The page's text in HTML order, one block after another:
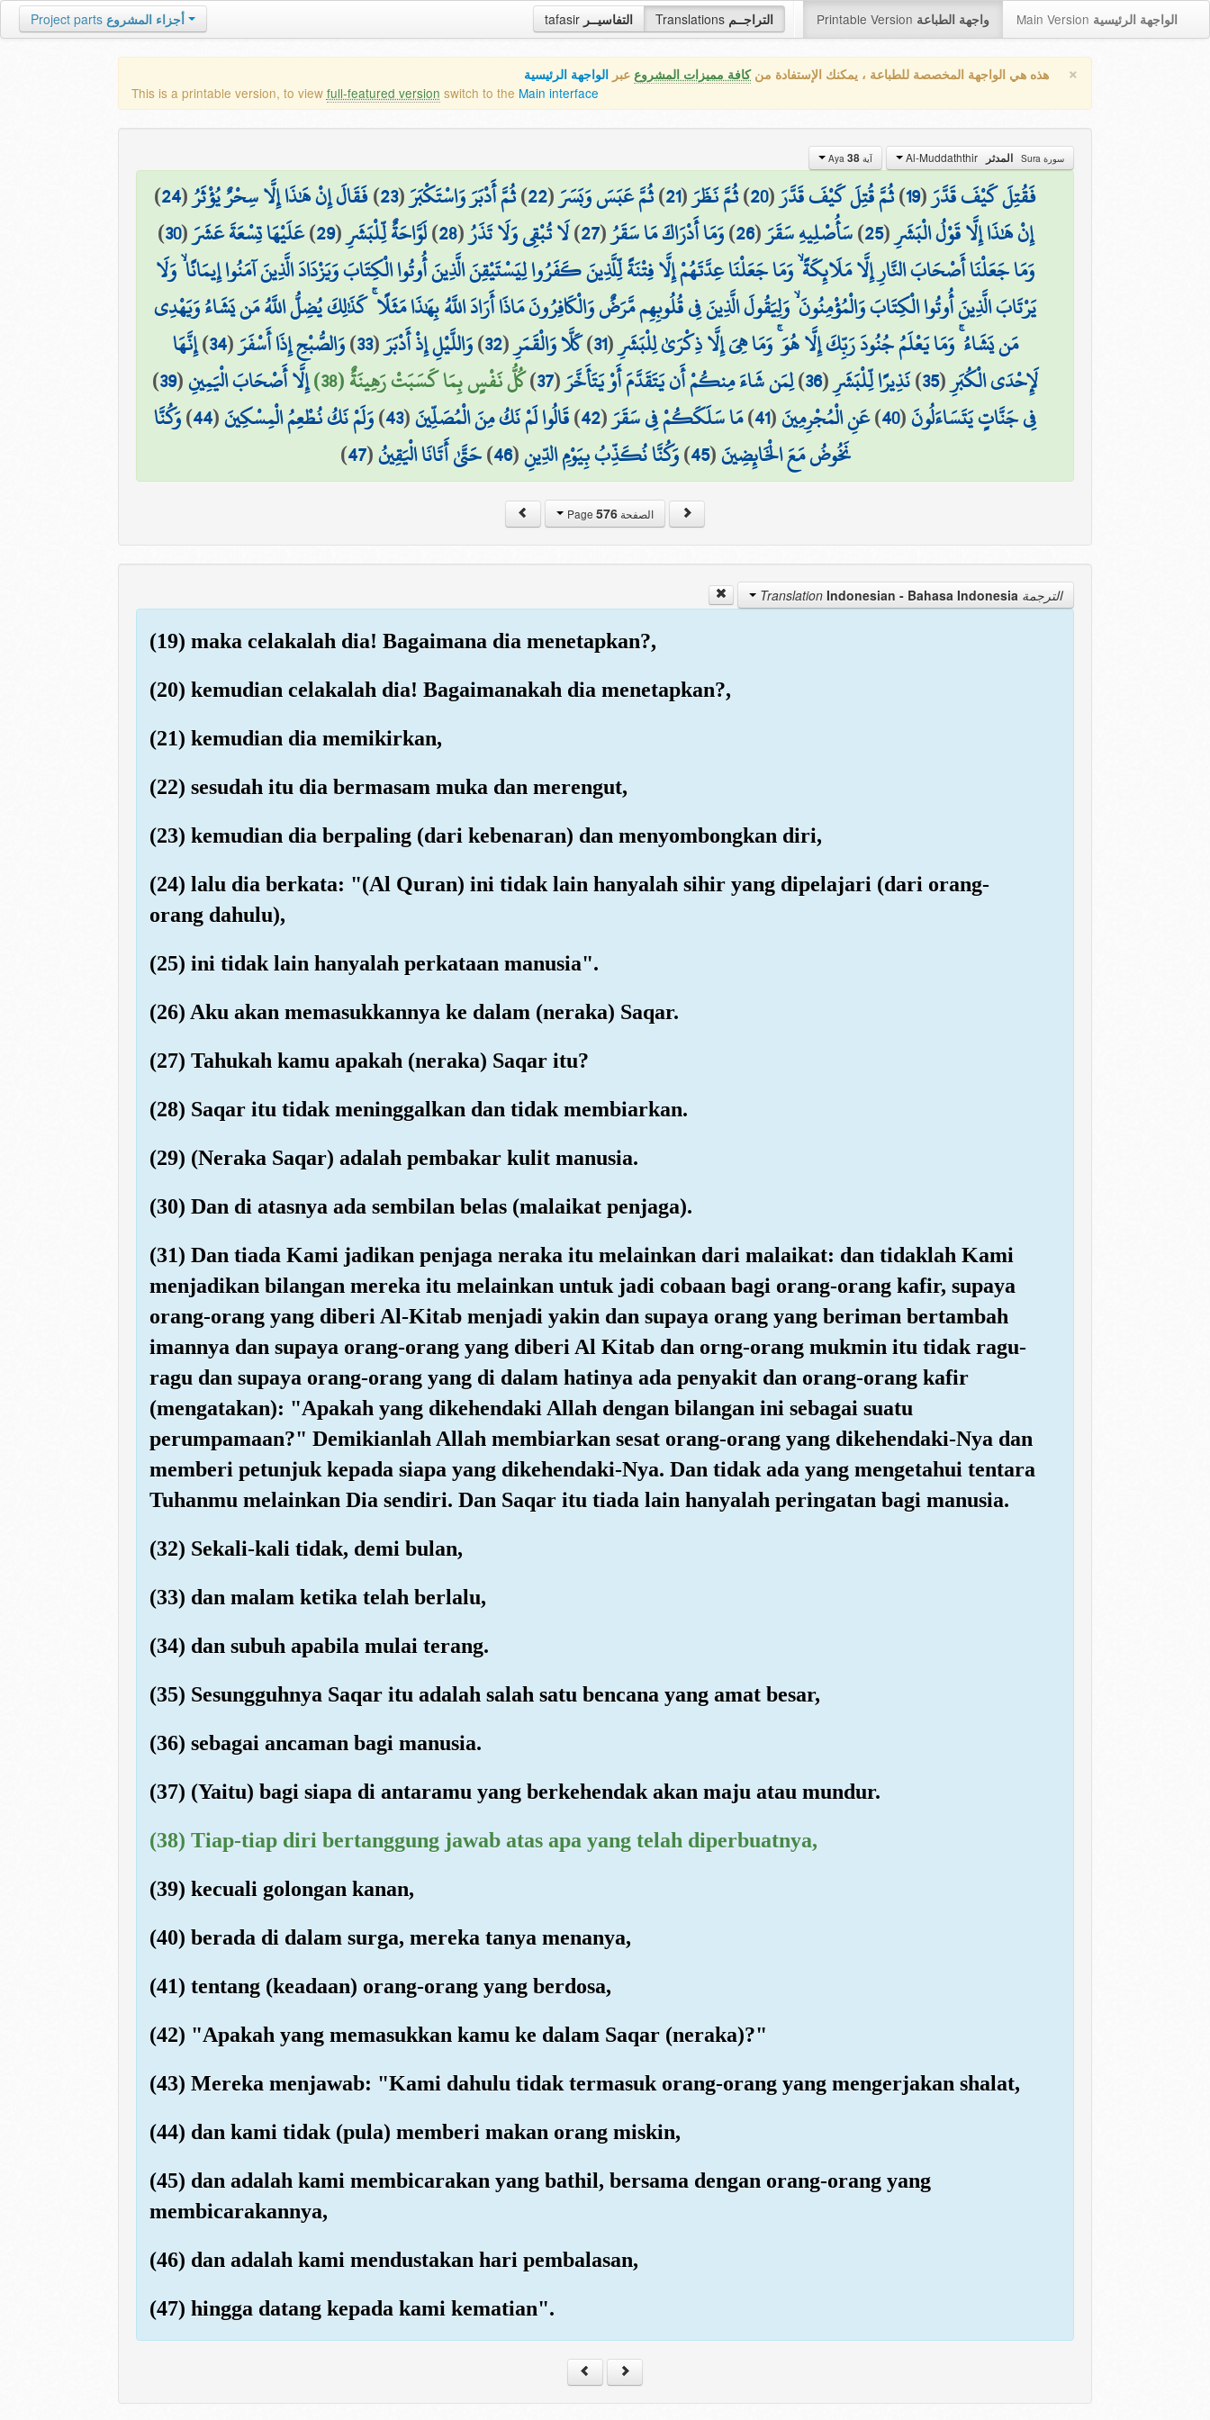
tafasir التفاسيــر Translations التراجــم Printable Version واجهة الطباعة Main Version الواجهة الرئيسية Project parts أجزاء المشروع
× هذه هي الواجهة المخصصة للطباعة ، يمكنك الإستفادة منكافة مميزات المشروع عبر الواجهة الرئيسية
This is a printable version, to view full-featured version switch to the Main interface
سورة Sura المدثر آية Aya 38
فَقُتِلَ كَيْفَ قَدَّرَ(
19
)ثُمَّ قُتِلَ كَيْفَ قَدَّرَ(
20
)ثُمَّ نَظَرَ(
21
)ثُمَّ عَبَسَ وَبَسَرَ(
22
)ثُمَّ أَدْبَرَ وَاسْتَكْبَرَ(
23
)فَقَالَ إِنْ هَٰذَا إِلَّا سِحْرٌ يُؤْثَرُ(
24
)
إِنْ هَٰذَا إِلَّا قَوْلُ الْبَشَرِ(
25
)سَأُصْلِيهِ سَقَرَ(
26
)وَمَا أَدْرَاكَ مَا سَقَرُ(
27
)لَا تُبْقِي وَلَا تَذَرُ(
28
)لَوَّاحَةٌ لِّلْبَشَرِ(
29
)عَلَيْهَا تِسْعَةَ عَشَرَ(
30
)
وَمَا جَعَلْنَا أَصْحَابَ النَّارِ إِلَّا مَلَائِكَةً ۙ وَمَا جَعَلْنَا عِدَّتَهُمْ إِلَّا فِتْنَةً لِّلَّذِينَ كَفَرُوا لِيَسْتَيْقِنَ الَّذِينَ أُوتُوا الْكِتَابَ وَيَزْدَادَ الَّذِينَ آمَنُوا إِيمَانًا ۙ وَلَا
يَرْتَابَ الَّذِينَ أُوتُوا الْكِتَابَ وَالْمُؤْمِنُونَ ۙ وَلِيَقُولَ الَّذِينَ فِي قُلُوبِهِم مَّرَضٌ وَالْكَافِرُونَ مَاذَا أَرَادَ اللَّهُ بِهَٰذَا مَثَلًا ۚ كَذَٰلِكَ يُضِلُّ اللَّهُ مَن يَشَاءُ وَيَهْدِي
مَن يَشَاءُ ۚ وَمَا يَعْلَمُ جُنُودَ رَبِّكَ إِلَّا هُوَ ۚ وَمَا هِيَ إِلَّا ذِكْرَىٰ لِلْبَشَرِ(
31
)كَلَّا وَالْقَمَرِ(
32
)وَاللَّيْلِ إِذْ أَدْبَرَ(
33
)وَالصُّبْحِ إِذَا أَسْفَرَ(
34
)إِنَّهَا
لَإِحْدَى الْكُبَرِ(
35
)نَذِيرًا لِّلْبَشَرِ(
36
)لِمَن شَاءَ مِنكُمْ أَن يَتَقَدَّمَ أَوْ يَتَأَخَّرَ(
37
)كُلُّ نَفْسٍ بِمَا كَسَبَتْ رَهِينَةٌ (38) إِلَّا أَصْحَابَ الْيَمِينِ(
39
)
فِي جَنَّاتٍ يَتَسَاءَلُونَ(
40
)عَنِ الْمُجْرِمِينَ(
41
)مَا سَلَكَكُمْ فِي سَقَرَ(
42
)قَالُوا لَمْ نَكُ مِنَ الْمُصَلِّينَ(
43
)وَلَمْ نَكُ نُطْعِمُ الْمِسْكِينَ(
44
)وَكُنَّا
نَخُوضُ مَعَ الْخَائِضِينَ(
45
)وَكُنَّا نُكَذِّبُ بِيَوْمِ الدِّينِ(
46
)حَتَّىٰ أَتَانَا الْيَقِينُ(
47
)
الصفحة Page576
الترجمة Translation Indonesian - Bahasa Indonesia
(19) maka celakalah dia! Bagaimana dia menetapkan?,
(20) kemudian celakalah dia! Bagaimanakah dia menetapkan?,
(21) kemudian dia memikirkan,
(22) sesudah itu dia bermasam muka dan merengut,
(23) kemudian dia berpaling (dari kebenaran) dan menyombongkan diri,
(24) lalu dia berkata: "(Al Quran) ini tidak lain hanyalah sihir yang dipelajari (dari orang-
orang dahulu),
(25) ini tidak lain hanyalah perkataan manusia".
(26) Aku akan memasukkannya ke dalam (neraka) Saqar.
(27) Tahukah kamu apakah (neraka) Saqar itu?
(28) Saqar itu tidak meninggalkan dan tidak membiarkan.
(29) (Neraka Saqar) adalah pembakar kulit manusia.
(30) Dan di atasnya ada sembilan belas (malaikat penjaga).
(31) Dan tiada Kami jadikan penjaga neraka itu melainkan dari malaikat: dan tidaklah Kami
menjadikan bilangan mereka itu melainkan untuk jadi cobaan bagi orang-orang kafir, supaya
orang-orang yang diberi Al-Kitab menjadi yakin dan supaya orang yang beriman bertambah
imannya dan supaya orang-orang yang diberi Al Kitab dan orng-orang mukmin itu tidak ragu-
ragu dan supaya orang-orang yang di dalam hatinya ada penyakit dan orang-orang kafir
(mengatakan): "Apakah yang dikehendaki Allah dengan bilangan ini sebagai suatu
perumpamaan?" Demikianlah Allah membiarkan sesat orang-orang yang dikehendaki-Nya dan
memberi petunjuk kepada siapa yang dikehendaki-Nya. Dan tidak ada yang mengetahui tentara
Tuhanmu melainkan Dia sendiri. Dan Saqar itu tiada lain hanyalah peringatan bagi manusia.
(32) Sekali-kali tidak, demi bulan,
(33) dan malam ketika telah berlalu,
(34) dan subuh apabila mulai terang.
(35) Sesungguhnya Saqar itu adalah salah satu bencana yang amat besar,
(36) sebagai ancaman bagi manusia.
(37) (Yaitu) bagi siapa di antaramu yang berkehendak akan maju atau mundur.
(38) Tiap-tiap diri bertanggung jawab atas apa yang telah diperbuatnya,
(39) kecuali golongan kanan,
(40) berada di dalam surga, mereka tanya menanya,
(41) tentang (keadaan) orang-orang yang berdosa,
(42) "Apakah yang memasukkan kamu ke dalam Saqar (neraka)?"
(43) Mereka menjawab: "Kami dahulu tidak termasuk orang-orang yang mengerjakan shalat,
(44) dan kami tidak (pula) memberi makan orang miskin,
(45) dan adalah kami membicarakan yang bathil, bersama dengan orang-orang yang
membicarakannya,
(46) dan adalah kami mendustakan hari pembalasan,
(47) hingga datang kepada kami kematian".